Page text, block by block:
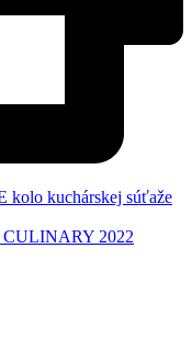
kolo kuchárskej súťaže
2022